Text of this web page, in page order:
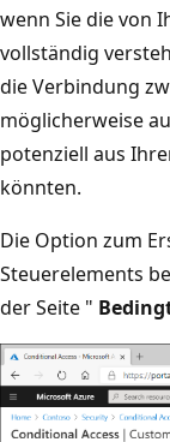
wenn Sie die von
vollständig
die Verbindung
möglicherweise
potenziell aus
könnten.
Die Option zum
Steuerelements
der Seite "